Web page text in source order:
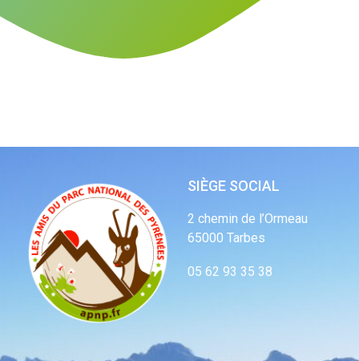
SIÈGE SOCIAL
2 chemin de l’Ormeau
65000 Tarbes
05 62 93 35 38